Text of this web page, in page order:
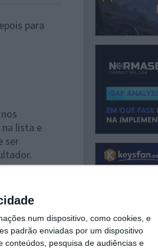
num dispositivo, como cookies, e
padrão enviadas por um dispositivo
conteúdos, pesquisa de audiências e
para
lista e
ser